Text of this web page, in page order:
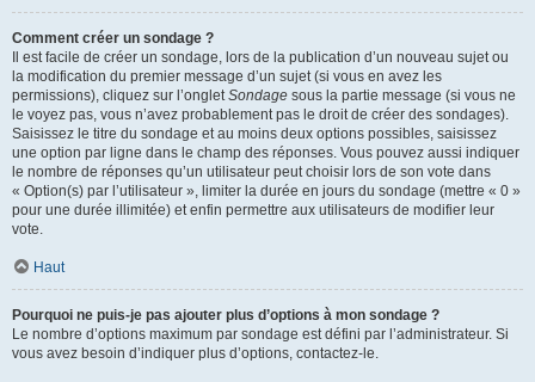
Comment créer un sondage ?
Il est facile de créer un sondage, lors de la publication d’un nouveau sujet ou
la modification du premier message d’un sujet (si vous en avez les
permissions), cliquez sur l’ongletSondage sous la partie message (si vous ne
le voyez pas, vous n’avez probablement pas le droit de créer des sondages).
Saisissez le titre du sondage et au moins deux options possibles, saisissez
une option par ligne dans le champ des réponses. Vous pouvez aussi indiquer
le nombre de réponses qu’un utilisateur peut choisir lors de son vote dans
« Option(s) par l’utilisateur », limiter la durée en jours du sondage (mettre « 0 »
pour une durée illimitée) et enfin permettre aux utilisateurs de modifier leur
vote.
Haut
Pourquoi ne puis-je pas ajouter plus d’options à mon sondage ?
Le nombre d’options maximum par sondage est défini par l’administrateur. Si
vous avez besoin d’indiquer plus d’options, contactez-le.